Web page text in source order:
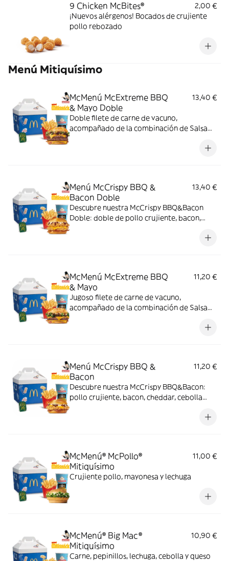
9 Chicken McBites®
2,00 €
¡Nuevos alérgenos! Bocados de crujiente
pollo rebozado
Menú Mitiquísimo
McMenú McExtreme BBQ
& Mayo Doble
13,40 €
Doble filete de carne de vacuno,
acompañado de la combinación de Salsa
doble de cheddar, lechuga fresca y tiras de
Menú McCrispy BBQ &
Bacon Doble
13,40 €
Descubre nuestra McCrispy BBQ&Bacon
Doble: doble de pollo crujiente, bacon,
McMenú McExtreme BBQ
& Mayo
11,20 €
Jugoso filete de carne de vacuno,
acompañado de la combinación de Salsa
doble de cheddar, lechuga fresca y tiras de
Menú McCrispy BBQ &
Bacon
11,20 €
Descubre nuestra McCrispy BBQ&Bacon:
pollo crujiente, bacon, cheddar, cebolla
harina de trigo con copos de patata. ¡Sabor
McMenú® McPollo®
Mitiquísimo
11,00 €
Crujiente pollo, mayonesa y lechuga
McMenú® Big Mac®
Mitiquísimo
10,90 €
Carne, pepinillos, lechuga, cebolla y queso